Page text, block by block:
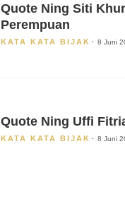
Quote Ning Siti
Perempuan
KATA KATA BIJAK 8 Juni
Quote Ning Uffi
KATA KATA BIJAK 8 Juni